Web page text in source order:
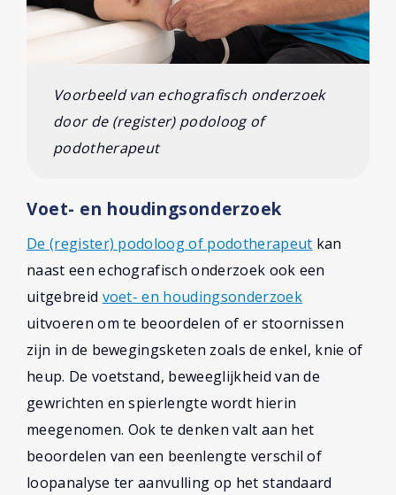
Voorbeeld van echografisch onderzoek
door de (register) podoloog of
podotherapeut
Voet- en houdingsonderzoek
De (register) podoloog of podotherapeut kan
naast een echografisch onderzoek ook een
uitgebreid voet- en houdingsonderzoek
uitvoeren om te beoordelen of er stoornissen
zijn in de bewegingsketen zoals de enkel, knie of
heup. De voetstand, beweeglijkheid van de
gewrichten en spierlengte wordt hierin
meegenomen. Ook te denken valt aan het
beoordelen van een beenlengte verschil of
loopanalyse ter aanvulling op het standaard